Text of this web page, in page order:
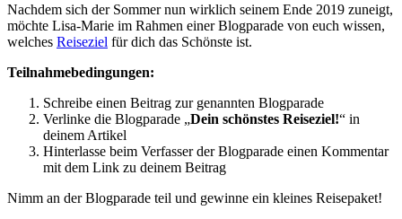
Nachdem sich der Sommer nun wirklich seinem Ende 2019 zuneigt,
möchte Lisa-Marie im Rahmen einer Blogparade von euch wissen,
welches Reiseziel für dich das Schönste ist.
Teilnahmebedingungen:
Schreibe einen Beitrag zur genannten Blogparade
Verlinke die Blogparade „Dein schönstes Reiseziel!“ in
deinem Artikel
Hinterlasse beim Verfasser der Blogparade einen Kommentar
mit dem Link zu deinem Beitrag
Nimm an der Blogparade teil und gewinne ein kleines Reisepaket!